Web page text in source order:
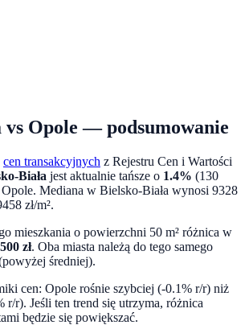
vs Opole — podsumowanie
cen transakcyjnych z Rejestru Cen i Wartości
Biała jest aktualnie tańsze o 1.4% (130
Opole. Mediana w Bielsko-Biała wynosi 9328
zł/m².
mieszkania o powierzchni 50 m² różnica w
zł. Oba miasta należą do tego samego
średniej).
cen: Opole rośnie szybciej (-0.1% r/r) niż
r/r). Jeśli ten trend się utrzyma, różnica
będzie się powiększać.